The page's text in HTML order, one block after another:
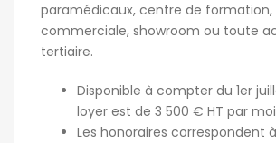
paramédicaux, centre de formation,
commerciale, showroom ou toute
tertiaire.
Disponible à compter du 1er
loyer est de 3 500 € HT par
Les honoraires correspondent